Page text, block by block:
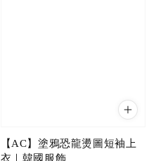
【AC】塗鴉恐龍燙圖短袖上
衣｜韓國服飾